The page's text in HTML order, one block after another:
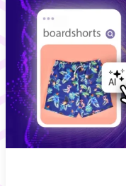
Industrien
Ressourcen
About
REQUEST DEMO